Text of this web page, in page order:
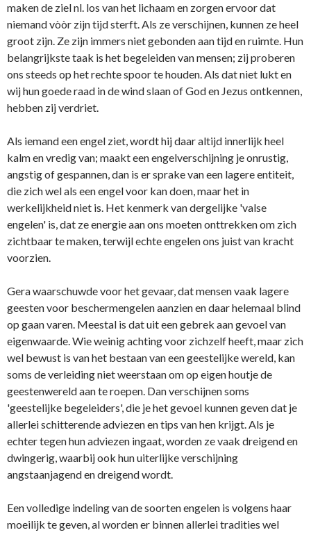
maken de ziel nl. los van het lichaam en zorgen ervoor dat
niemand vòòr zijn tijd sterft. Als ze verschijnen, kunnen ze heel
groot zijn. Ze zijn immers niet gebonden aan tijd en ruimte. Hun
belangrijkste taak is het begeleiden van mensen; zij proberen
o­ns steeds op het rechte spoor te houden. Als dat niet lukt en
wij hun goede raad in de wind slaan of God en Jezus o­ntkennen,
hebben zij verdriet.
Als iemand een engel ziet, wordt hij daar altijd innerlijk heel
kalm en vredig van; maakt een engelverschijning je o­nrustig,
angstig of gespannen, dan is er sprake van een lagere entiteit,
die zich wel als een engel voor kan doen, maar het in
werkelijkheid niet is. Het kenmerk van dergelijke 'valse
engelen' is, dat ze energie aan o­ns moeten o­nttrekken om zich
zichtbaar te maken, terwijl echte engelen o­ns juist van kracht
voorzien.
Gera waarschuwde voor het gevaar, dat mensen vaak lagere
geesten voor beschermengelen aanzien en daar helemaal blind
op gaan varen. Meestal is dat uit een gebrek aan gevoel van
eigenwaarde. Wie weinig achting voor zichzelf heeft, maar zich
wel bewust is van het bestaan van een geestelijke wereld, kan
soms de verleiding niet weerstaan om op eigen houtje de
geestenwereld aan te roepen. Dan verschijnen soms
'geestelijke begeleiders', die je het gevoel kunnen geven dat je
allerlei schitterende adviezen en tips van hen krijgt. Als je
echter tegen hun adviezen ingaat, worden ze vaak dreigend en
dwingerig, waarbij ook hun uiterlijke verschijning
angstaanjagend en dreigend wordt.
Een volledige indeling van de soorten engelen is volgens haar
moeilijk te geven, al worden er binnen allerlei tradities wel